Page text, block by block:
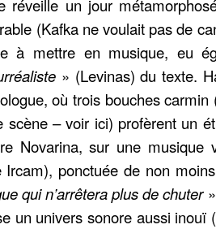
réveille un jour
(Kafka ne voulait pas de
à mettre en musique, eu
» (Levinas) du texte.
où trois bouches
scène – voir ici) profèrent un
Novarina, sur une
ponctuée de non
qui n’arrêtera plus de chuter
un univers sonore aussi